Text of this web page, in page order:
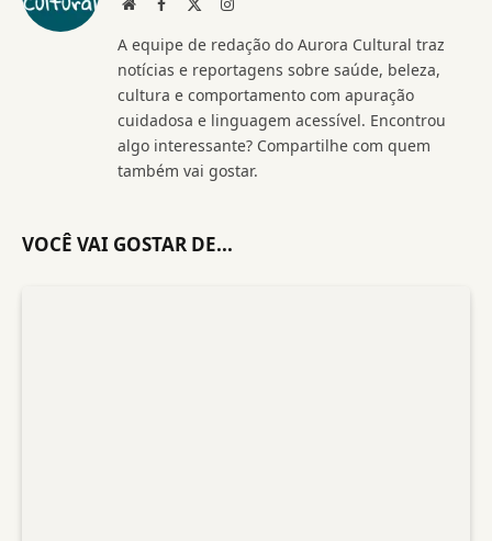
WebsiteFacebook Instagram
A equipe de redação do Aurora Cultural traz
notícias e reportagens sobre saúde, beleza,
cultura e comportamento com apuração
cuidadosa e linguagem acessível. Encontrou
algo interessante? Compartilhe com quem
também vai gostar.
VOCÊ VAI GOSTAR DE...